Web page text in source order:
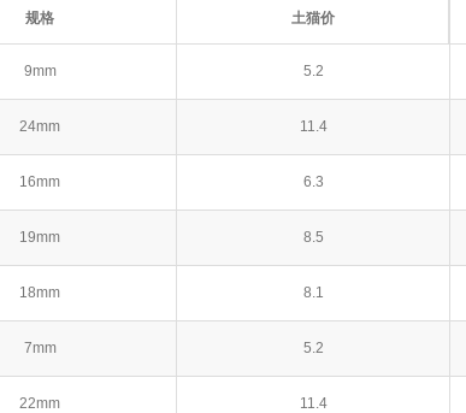
规格 土猫价
9mm 5.2
24mm 11.4
16mm 6.3
19mm 8.5
18mm 8.1
7mm 5.2
22mm 11.4